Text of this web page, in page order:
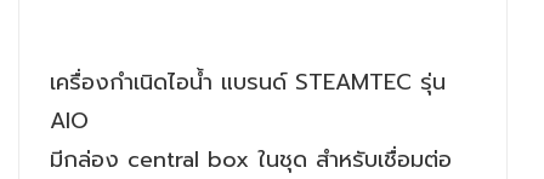
เครื่องกำเนิดไอน้ำ แบรนด์ STEAMTEC รุ่น
AIO
มีกล่อง central box ในชุด สำหรับเชื่อมต่อ